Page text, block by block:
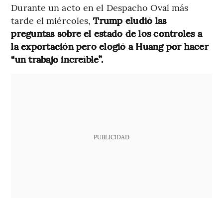
Durante un acto en el Despacho Oval más
tarde el miércoles,Trump eludió las
preguntas sobre el estado de los controles a
la exportación pero elogió a Huang por hacer
“un trabajo increíble”.
PUBLICIDAD